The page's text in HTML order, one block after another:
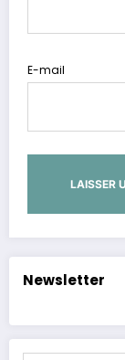
E-mail
Newsletter
Saisissez votre adresse e-mail…